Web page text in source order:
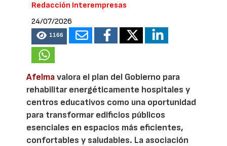
Redacción Interempresas
24/07/2026
1166
Afelmavalora el plan del Gobierno para
rehabilitar energéticamente hospitales y
centros educativos como una oportunidad
para transformar edificios públicos
esenciales en espacios más eficientes,
confortables y saludables. La asociación